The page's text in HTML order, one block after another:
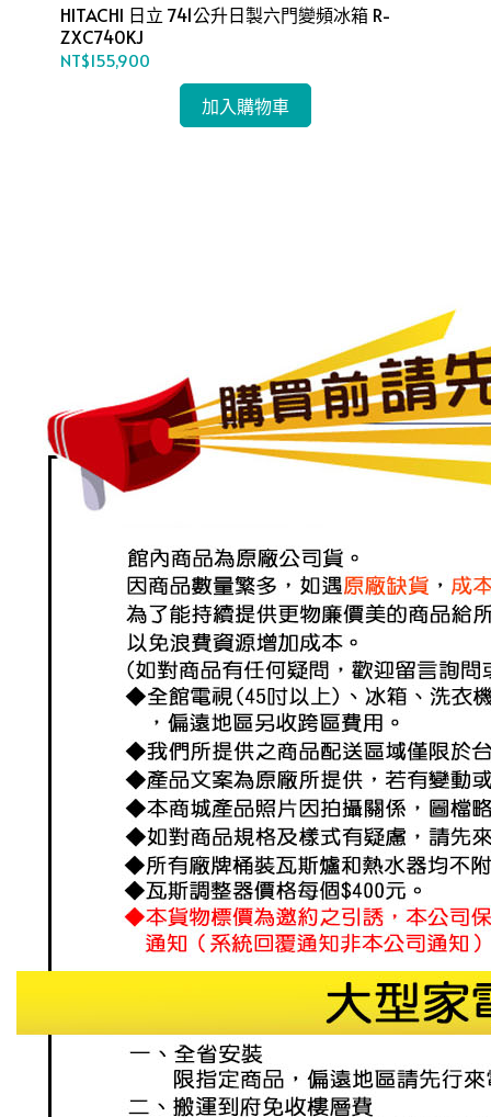
HITACHI 日立 741公升日製六門變頻冰箱 R-
ZXC740KJ
NT$155,900
加入購物車